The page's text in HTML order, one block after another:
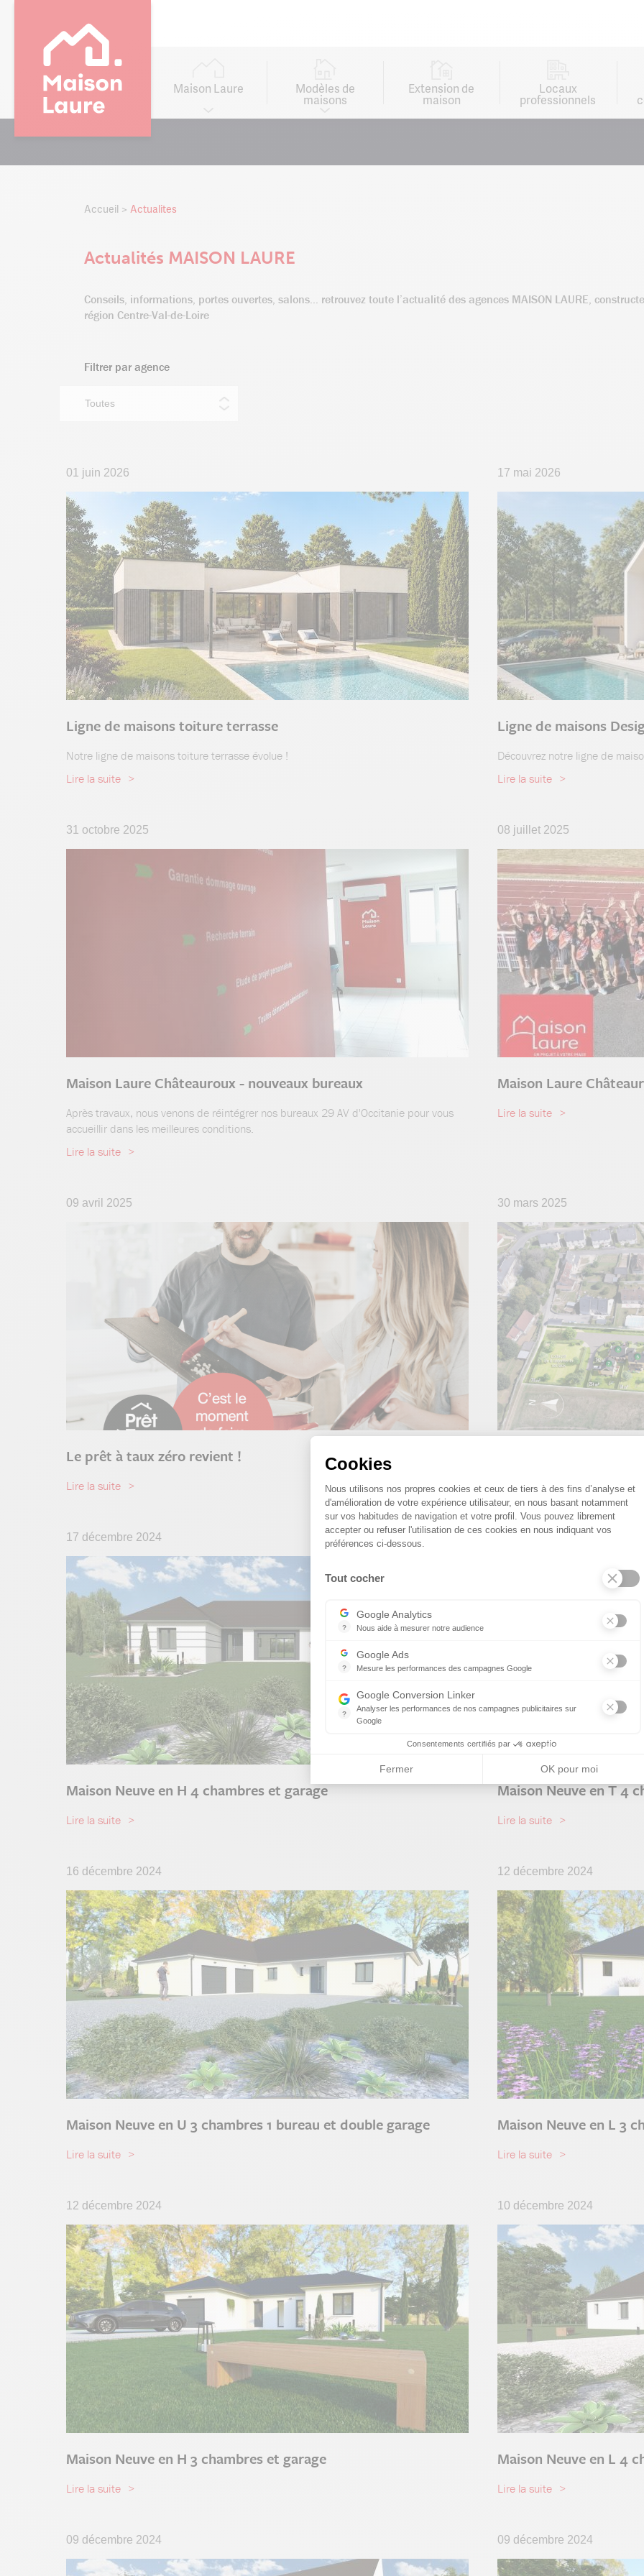
Go to
Maison Laure Modèles de
maisons
Extension de
maison
Locaux
professionnels
Accueil Actualites
Actualités MAISON LAURE
Conseils, informations, portes ouvertes, salons... retrouvez toute l’actualité des agences MAISON LAURE,
région Centre-Val-de-Loire
Filtrer par agence
01 juin 2026
Ligne de maisons toiture terrasse
Notre ligne de maisons toiture terrasse évolue !
Lire la suite
17 mai 2026
Ligne de maisons
Découvrez notre ligne de
Lire la suite
31 octobre 2025
Maison Laure Châteauroux - nouveaux bureaux
Après travaux, nous venons de réintégrer nos bureaux 29 AV d'Occitanie pour vous
accueillir dans les meilleures conditions.
Lire la suite
08 juillet 2025
Maison Laure
Lire la suite
09 avril 2025
Le prêt à taux zéro revient !
Lire la suite
30 mars 2025
Nouveaux terrains à
Lire la suite
17 décembre 2024
Maison Neuve en H 4 chambres et garage
Lire la suite
16 décembre 2024
Maison Neuve en T 4
Lire la suite
16 décembre 2024
Maison Neuve en U 3 chambres 1 bureau et double garage
Lire la suite
12 décembre 2024
Maison Neuve en L 3
Lire la suite
12 décembre 2024
Maison Neuve en H 3 chambres et garage
Lire la suite
10 décembre 2024
Maison Neuve en L 4
Lire la suite
09 décembre 2024 09 décembre 2024
Cookies
Plateforme de Gestion du
Nous utilisons nos propres cookies et ceux de tiers à des fins d’analyse et
d'amélioration de votre expérience utilisateur, en nous basant notamment
sur vos habitudes de navigation et votre profil. Vous pouvez librement
accepter ou refuser l'utilisation de ces cookies en nous indiquant vos
préférences ci-dessous.
Tout cocher
?
Google Analytics
Nous aide à mesurer notre audience
Essentiel pour la gestion de notre site web, il nous permet de
?
Google Ads
Mesure les performances des campagnes Google
Ce service permet aux annonceurs d'acheter des annonces ou des
?
Google Conversion Linker
Analyser les performances de nos campagnes publicitaires sur
Google
Les balises Conversion Linker facilitent la collecte des données
Consentements certifiés par
Fermer OK pour moi